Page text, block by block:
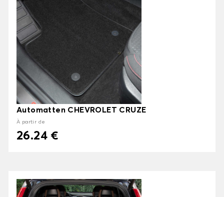
Automatten CHEVROLET CRUZE
À partir de
26.24 €